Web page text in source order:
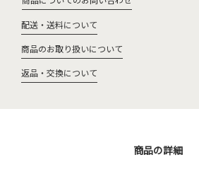
配送・送料について
商品のお取り扱いについて
返品・交換について
商品の詳細